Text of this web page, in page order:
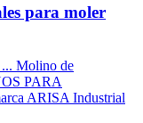
para moler
Molino de
PARA
ARISA Industrial